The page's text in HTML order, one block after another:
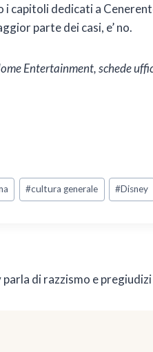
i capitoli dedicati a
parte dei casi, e’ no.
Entertainment, schede
#cultura generale #Disney
di razzismo e